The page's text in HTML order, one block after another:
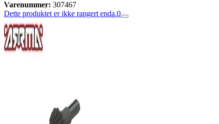
Varenummer: 307467
Dette produktet er ikke rangert enda.0